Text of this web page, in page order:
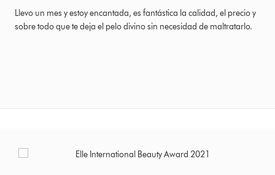
Llevo un mes y estoy encantada, es fantástica la calidad, el precio y
sobre todo que te deja el pelo divino sin necesidad de maltratarlo.